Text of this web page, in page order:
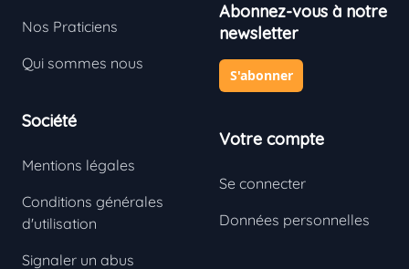
Nos Praticiens
Qui sommes nous
Société
Mentions légales
Conditions générales
d'utilisation
Signaler un abus
Abonnez-vous à notre
newsletter
S'abonner
Votre compte
Se connecter
Données personnelles